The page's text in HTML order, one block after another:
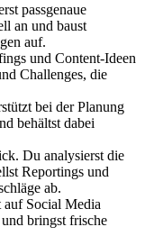
passgenaue
an und baust
auf.
und Content-Ideen
Challenges, die
bei der Planung
behältst dabei
Du analysierst die
Reportings und
ab.
Social Media
bringst frische